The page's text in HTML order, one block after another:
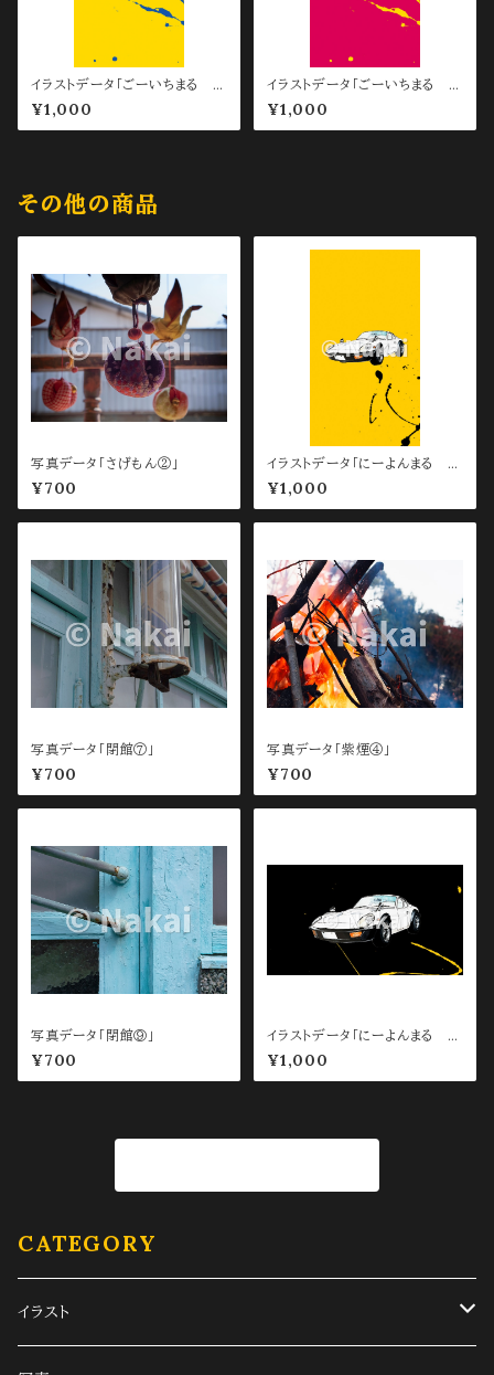
イラストデータ「ごーいちまる ス
マホ待ち受け用 Yellow」
¥1,000
イラストデータ「ごーいちまる ス
マホ待ち受け用 Red」
¥1,000
その他の商品
写真データ「さげもん②」
¥700
イラストデータ「にーよんまる ス
マホ待ち受け用 Yellow」
¥1,000
写真データ「閉館⑦」
¥700
写真データ「紫煙④」
¥700
写真データ「閉館⑨」
¥700
イラストデータ「にーよんまる P
C待ち受け用 Black」
¥1,000
CATEGORY
イラスト